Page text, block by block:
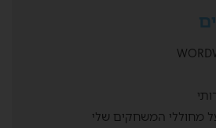
מחוללי המשחקים שלי